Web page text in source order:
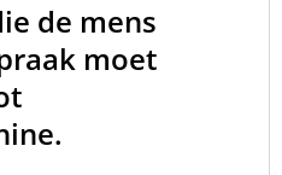
de mens
moet